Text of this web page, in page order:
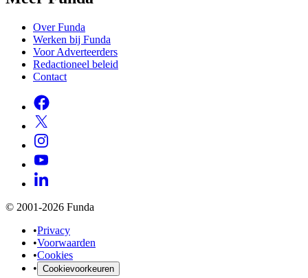
Over Funda
Werken bij Funda
Voor Adverteerders
Redactioneel beleid
Contact
© 2001-2026 Funda
•Privacy
•Voorwaarden
•Cookies
• Cookievoorkeuren